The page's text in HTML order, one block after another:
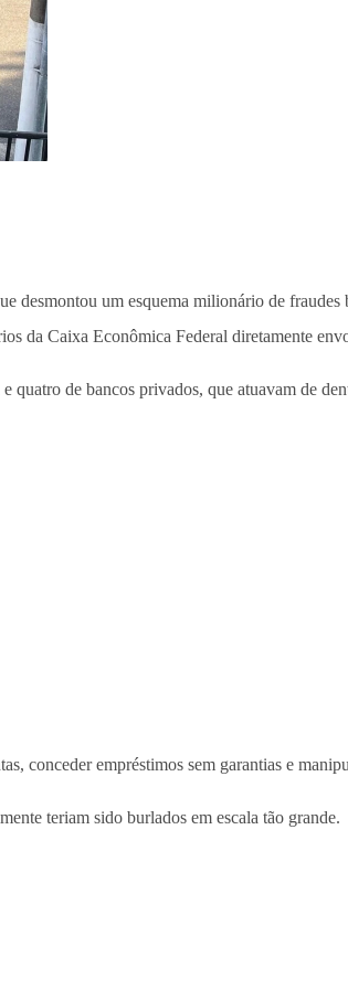
desmontou um esquema milionário de
da Caixa Econômica Federal diretamente
de bancos privados, que atuavam de
conceder empréstimos sem garantias e
teriam sido burlados em escala tão grande.